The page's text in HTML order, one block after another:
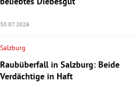
30.07.2026
Salzburg
Raubüberfall in Salzburg: Beide
Verdächtige in Haft